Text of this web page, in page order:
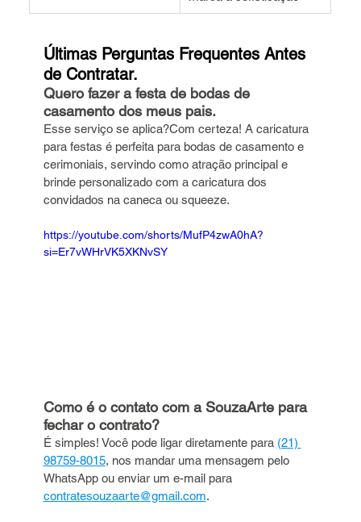
Últimas Perguntas Frequentes Antes
de Contratar.
Quero fazer a festa de bodas de
casamento dos meus pais.
Esse serviço se aplica?Com certeza! A caricatura
para festas é perfeita para bodas de casamento e
cerimoniais, servindo como atração principal e
brinde personalizado com a caricatura dos
convidados na caneca ou squeeze.
https://youtube.com/shorts/MufP4zwA0hA?
si=Er7vWHrVK5XKNvSY
Como é o contato com a SouzaArte para
fechar o contrato?
É simples! Você pode ligar diretamente para (21)
98759-8015, nos mandar uma mensagem pelo
WhatsApp ou enviar um e-mail para
contratesouzaarte@gmail.com.